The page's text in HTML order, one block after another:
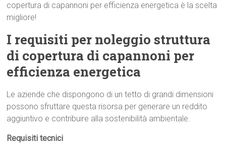
copertura di capannoni per efficienza energetica è la scelta
migliore!
I requisiti per noleggio struttura
di copertura di capannoni per
efficienza energetica
Le aziende che dispongono di un tetto di grandi dimensioni
possono sfruttare questa risorsa per generare un reddito
aggiuntivo e contribuire alla sostenibilità ambientale.
Requisiti tecnici